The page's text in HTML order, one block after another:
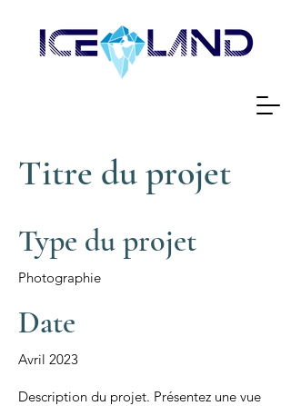
Titre du projet
Type du projet
Photographie
Date
Avril 2023
Description du projet. Présentez une vue